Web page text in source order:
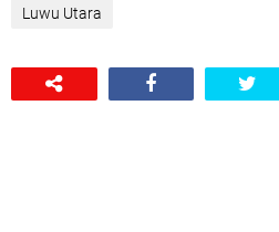
Luwu Utara